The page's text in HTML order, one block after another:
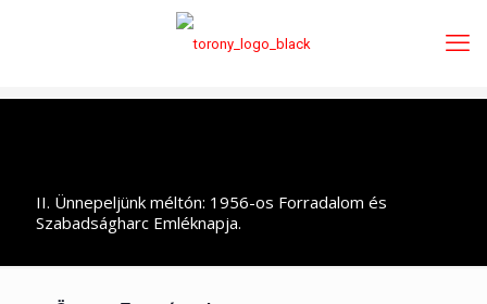
II. Ünnepeljünk méltón: 1956-os Forradalom és
Szabadságharc Emléknapja.